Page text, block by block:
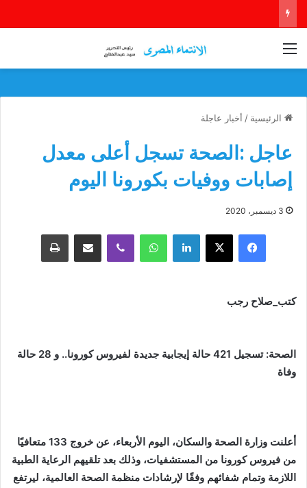
القائمة
الرئيسية / أخبار عاجلة
عاجل :الصحة تسجل أعلى معدل
إصابات ووفيات بكورونا اليوم
3 ديسمبر، 2020
فيسبوك ‫X لينكدإن واتساب ڤايبر مشاركة عبر البريد طباعة
كتب_صلاح رجب
الصحة: تسجيل 421 حالة إيجابية جديدة لفيروس كورونا.. و 28 حالة
وفاة
أعلنت وزارة الصحة والسكان، اليوم الأربعاء، عن خروج 133 متعافيًا
من فيروس كورونا من المستشفيات، وذلك بعد تلقيهم الرعاية الطبية
اللازمة وتمام شفائهم وفقًا لإرشادات منظمة الصحة العالمية، ليرتفع